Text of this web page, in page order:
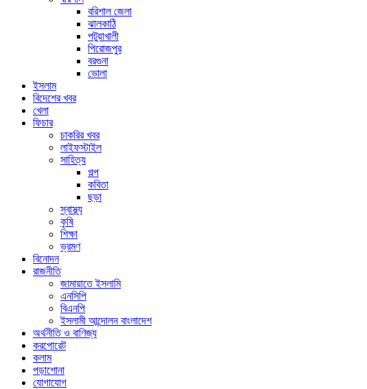
বরিশাল জেলা
ঝালকাঠি
পটুয়াখালী
পিরোজপুর
বরগুনা
ভোলা
ইসলাম
বিদেশের খবর
খেলা
ফিচার
চাকরির খবর
লাইফস্টাইল
সাহিত্য
গল্প
কবিতা
ছড়া
স্বাস্থ্য
কৃষি
শিক্ষা
ভ্রমণ
বিনোদন
রাজনীতি
জামায়াতে ইসলামি
এনসিপি
বিএনপি
ইসলামী আন্দোলন বাংলাদেশ
অর্থনীতি ও বাণিজ্য
করপোরেট
কলাম
পড়াশোনা
যোগাযোগ